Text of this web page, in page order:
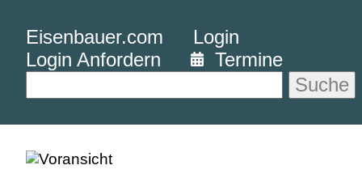
Eisenbauer.com
Login
Login Anfordern
Termine
Suche